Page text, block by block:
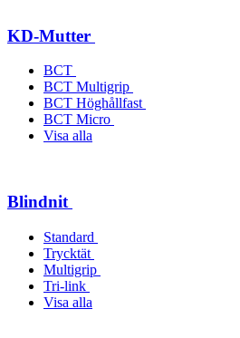
KD-Mutter
BCT
BCT Multigrip
BCT Höghållfast
BCT Micro
Visa alla
Blindnit
Standard
Trycktät
Multigrip
Tri-link
Visa alla